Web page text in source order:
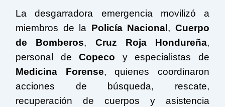
La desgarradora emergencia movilizó a
miembros de la Policía Nacional, Cuerpo
de Bomberos, Cruz Roja Hondureña,
personal deCopeco y especialistas de
Medicina Forense, quienes coordinaron
acciones de búsqueda, rescate,
recuperación de cuerpos y asistencia